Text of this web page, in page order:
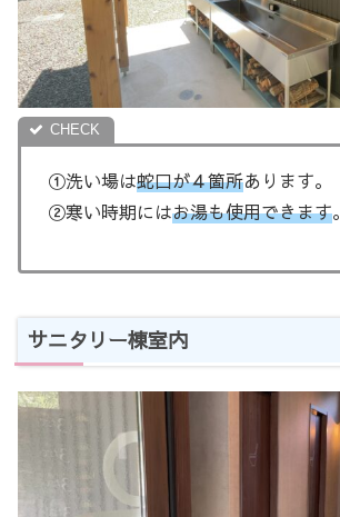
①洗い場は蛇口が４箇所あります。
②寒い時期にはお湯も使用できます。
サニタリー棟室内